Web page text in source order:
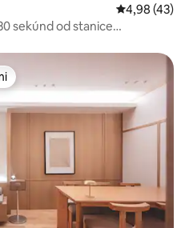
Priemerné
4,98 (43)
sekúnd od stanice
/ Jongno / Vybraný
5 osôb /